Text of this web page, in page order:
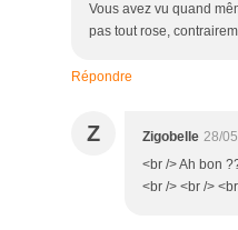
Vous avez vu quand
pas tout rose,
Répondre
Z Zigobelle 28/
<br /> Ah bon
<br /> <br />